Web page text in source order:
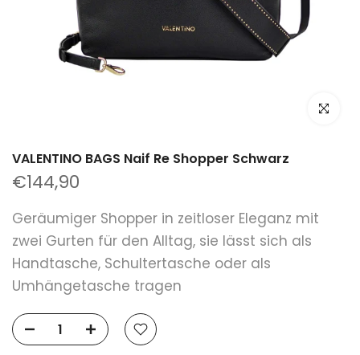
klicken
VALENTINO BAGS Naif Re Shopper Schwarz
€144,90
Geräumiger Shopper in zeitloser Eleganz mit
zwei Gurten für den Alltag, sie lässt sich als
Handtasche, Schultertasche oder als
Umhängetasche tragen